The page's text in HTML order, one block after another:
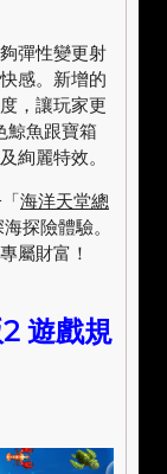
彈性變更射
感。新增的
，讓玩家更
鯨魚跟寶箱
絢麗特效。
海洋天堂總
探險體驗。
屬財富！
遊戲規